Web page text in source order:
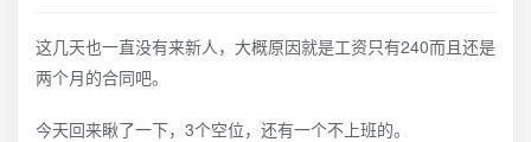
这几天也一直没有来新人，大概原因就是工资只有240而且还是
两个月的合同吧。
今天回来瞅了一下，3个空位，还有一个不上班的。